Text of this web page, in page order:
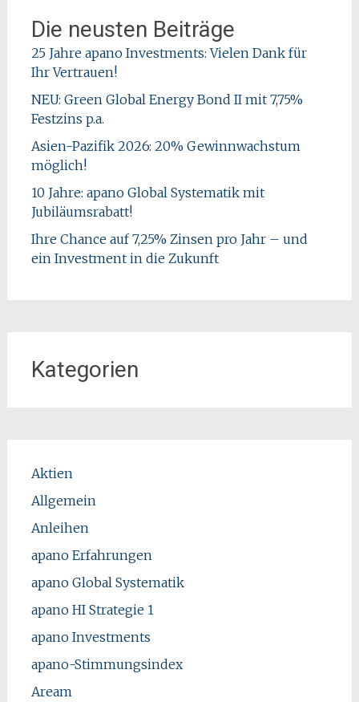
Die neusten Beiträge
25 Jahre apano Investments: Vielen Dank für
Ihr Vertrauen!
NEU: Green Global Energy Bond II mit 7,75%
Festzins p.a.
Asien-Pazifik 2026: 20% Gewinnwachstum
möglich!
10 Jahre: apano Global Systematik mit
Jubiläumsrabatt!
Ihre Chance auf 7,25% Zinsen pro Jahr – und
ein Investment in die Zukunft
Kategorien
Aktien
Allgemein
Anleihen
apano Erfahrungen
apano Global Systematik
apano HI Strategie 1
apano Investments
apano-Stimmungsindex
Aream